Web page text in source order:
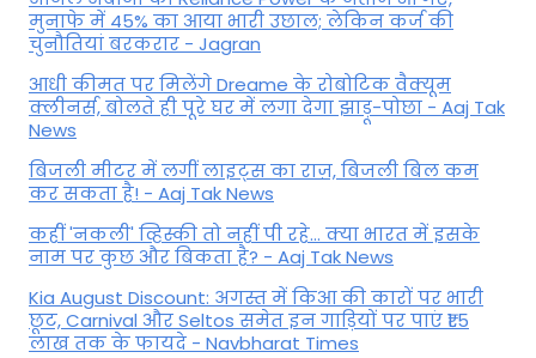
मुनाफे में 45% का आया भारी उछाल; लेकिन कर्ज की
चुनौतियां बरकरार - Jagran
आधी कीमत पर मिलेंगे Dreame के रोबोटिक वैक्यूम
क्लीनर्स, बोलते ही पूरे घर में लगा देगा झाड़ू-पोछा - Aaj Tak
News
बिजली मीटर में लगीं लाइट्स का राज़, बिजली बिल कम
कर सकता है! - Aaj Tak News
कहीं 'नकली' व्हिस्की तो नहीं पी रहे... क्या भारत में इसके
नाम पर कुछ और बिकता है? - Aaj Tak News
Kia August Discount: अगस्त में किआ की कारों पर भारी
छूट, Carnival और Seltos समेत इन गाड़ियों पर पाएं ₹1.5
लाख तक के फायदे - Navbharat Times